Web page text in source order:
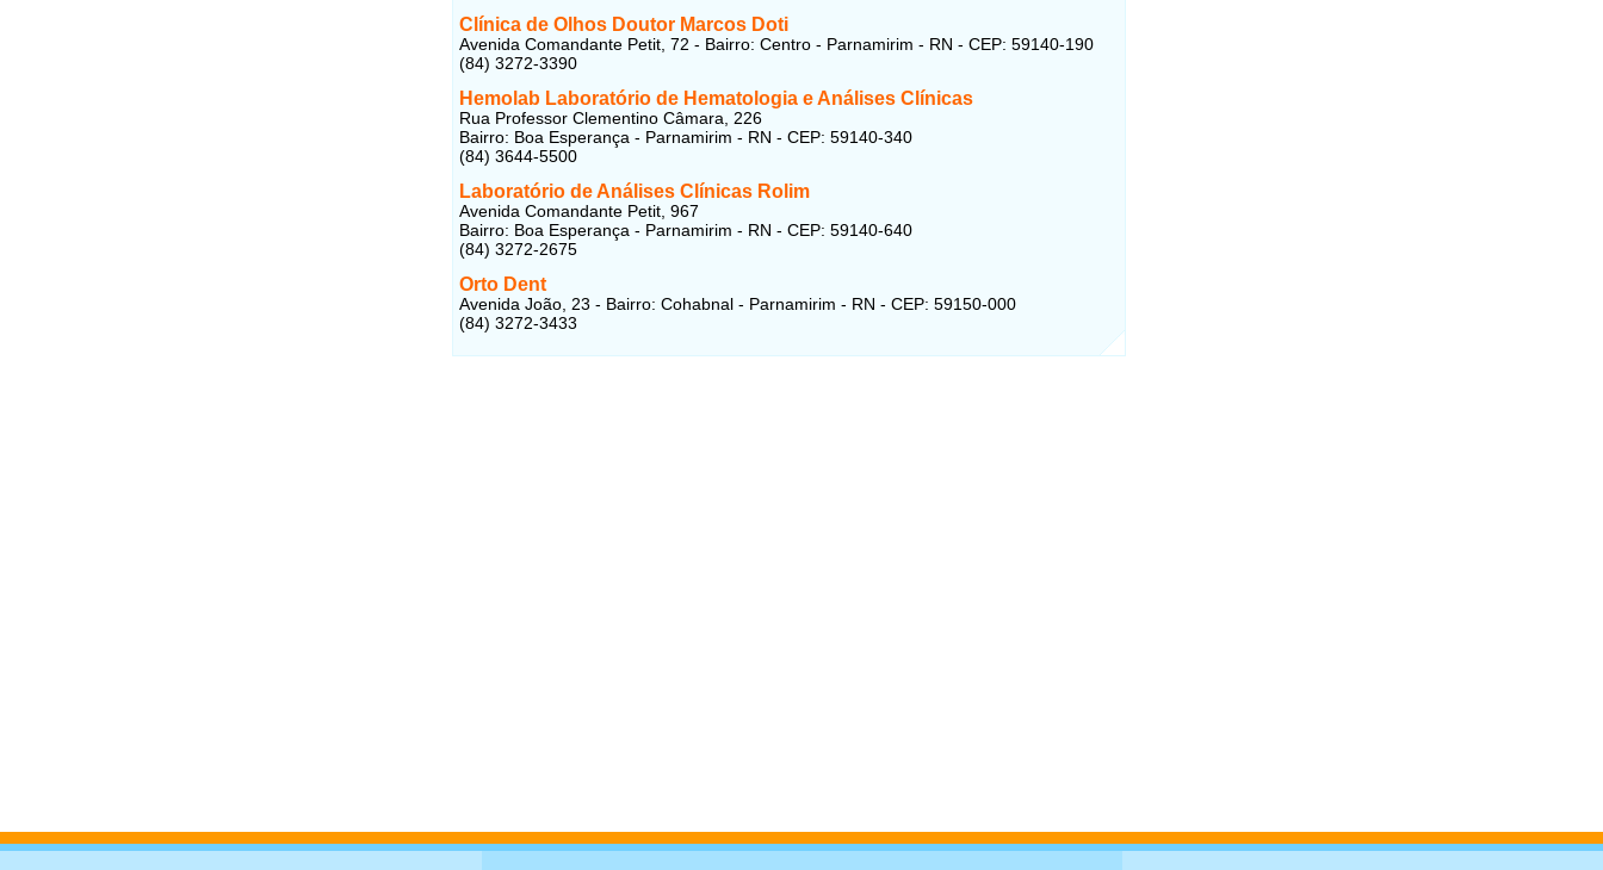
Clínica de Olhos Doutor Marcos Doti
Avenida Comandante Petit, 72 - Bairro: Centro - Parnamirim - RN - CEP: 59140-190
(84) 3272-3390
Hemolab Laboratório de Hematologia e Análises Clínicas
Rua Professor Clementino Câmara, 226
Bairro: Boa Esperança - Parnamirim - RN - CEP: 59140-340
(84) 3644-5500
Laboratório de Análises Clínicas Rolim
Avenida Comandante Petit, 967
Bairro: Boa Esperança - Parnamirim - RN - CEP: 59140-640
(84) 3272-2675
Orto Dent
Avenida João, 23 - Bairro: Cohabnal - Parnamirim - RN - CEP: 59150-000
(84) 3272-3433